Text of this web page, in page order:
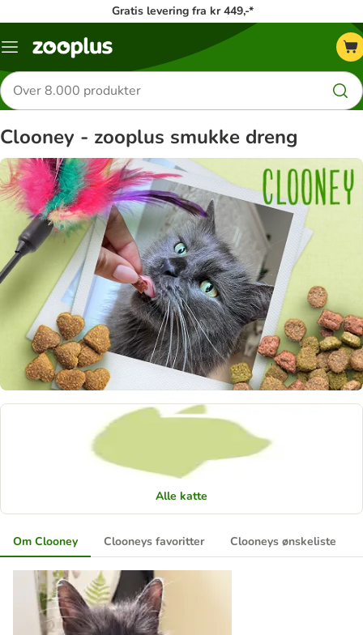
Gratis levering fra kr 449,-*
Menu
Søg
efter
produkter
Clooney - zooplus smukke dreng
Alle katte
Om Clooney Clooneys favoritter Clooneys ønskeliste